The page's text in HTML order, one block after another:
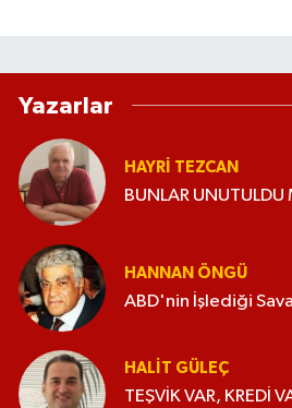
Yazarlar
HAYRI TEZCAN
BUNLAR UNUTULDU
HANNAN ÖNGÜ
ABD'nin İşlediği
HALIT GÜLEÇ
TEŞVİK VAR, KREDİ